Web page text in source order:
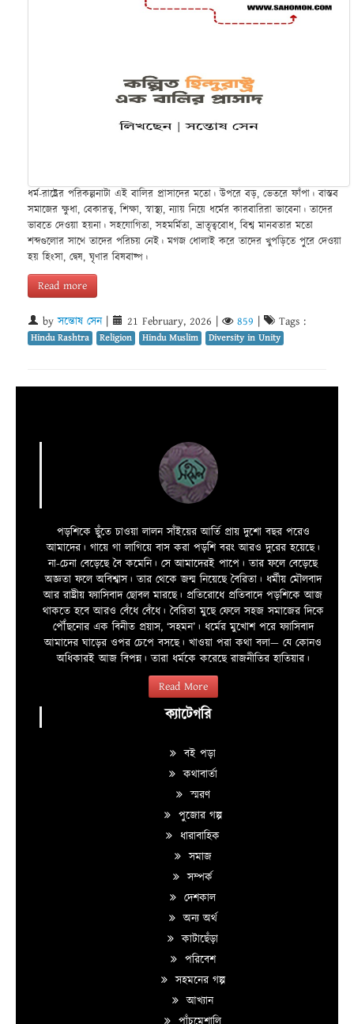
ধর্ম-রাষ্ট্রের পরিকল্পনাটা এই বালির প্রাসাদের মতো। উপরে বড়, ভেতরে ফাঁপা। বাস্তব
সমাজের ক্ষুধা, বেকারত্ব, শিক্ষা, স্বাস্থ্য, ন্যায় নিয়ে ধর্মের কারবারিরা ভাবেনা। তাদের
ভাবতে দেওয়া হয়না। সহযোগিতা, সহমর্মিতা, ভ্রাতৃত্ববোধ, বিশ্ব মানবতার মতো
শব্দগুলোর সাথে তাদের পরিচয় নেই। মগজ ধোলাই করে তাদের খুপড়িতে পুরে দেওয়া
হয় হিংসা, দ্বেষ, ঘৃণার বিষবাষ্প।
Read more
byসন্তোষ সেন| 21 February, 2026 859 Tags :
Hindu Rashtra Religion Hindu Muslim Diversity in Unity
পড়শিকে ছুঁতে চাওয়া লালন সাঁইয়ের আর্তি প্রায় দুশো বছর পরেও
আমাদের। গায়ে গা লাগিয়ে বাস করা পড়শি বরং আরও দুরের হয়েছে।
না-চেনা বেড়েছে বৈ কমেনি। সে আমাদেরই পাপে। তার ফলে বেড়েছে
অজ্ঞতা ফলে অবিশ্বাস। তার থেকে জন্ম নিয়েছে বৈরিতা। ধর্মীয় মৌলবাদ
আর রাষ্ট্রীয় ফ্যাসিবাদ ছোবল মারছে। প্রতিরোধে প্রতিবাদে পড়শিকে আজ
থাকতে হবে আরও বেঁধে বেঁধে। বৈরিতা মুছে ফেলে সহজ সমাজের দিকে
পৌঁছনোর এক বিনীত প্রয়াস, ‘সহমন’। ধর্মের মুখোশ পরে ফ্যাসিবাদ
আমাদের ঘাড়ের ওপর চেপে বসছে। খাওয়া পরা কথা বলা—­­ যে কোনও
অধিকারই আজ বিপন্ন। তারা ধর্মকে করেছে রাজনীতির হাতিয়ার।
Read More
ক্যাটেগরি
বই পড়া
কথাবার্তা
স্মরণ
পুজোর গল্প
ধারাবাহিক
সমাজ
সম্পর্ক
দেশকাল
অন্য অর্থ
কাটাছেঁড়া
পরিবেশ
সহমনের গল্প
আখ্যান